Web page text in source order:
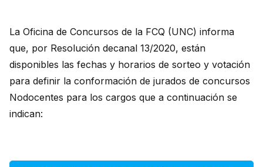
La Oficina de Concursos de la FCQ (UNC) informa
que, por Resolución decanal 13/2020, están
disponibles las fechas y horarios de sorteo y votación
para definir la conformación de jurados de concursos
Nodocentes para los cargos que a continuación se
indican: